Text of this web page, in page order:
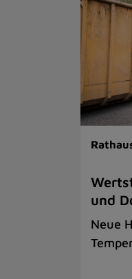
und
Neue